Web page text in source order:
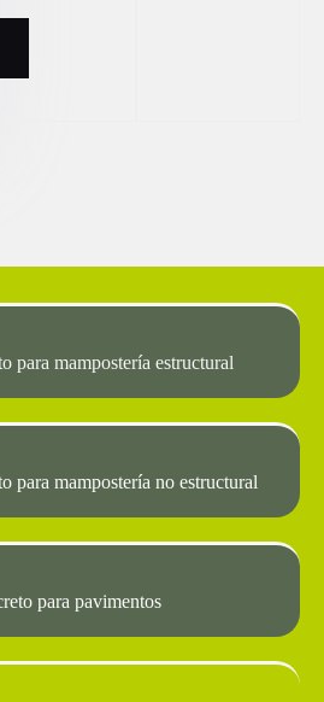
para mampostería estructural
para mampostería no estructural
para pavimentos